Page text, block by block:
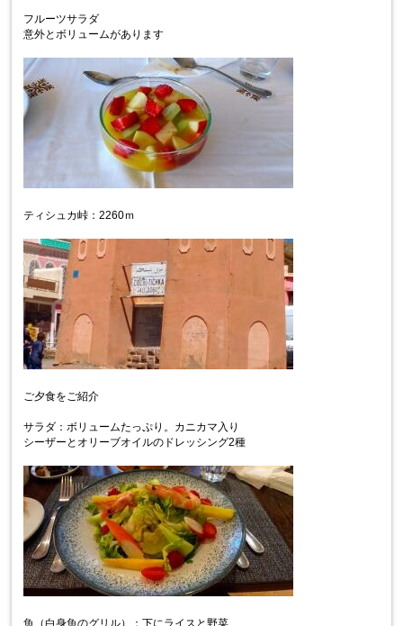
フルーツサラダ
意外とボリュームがあります
ティシュカ峠：2260ｍ
ご夕食をご紹介
サラダ：ボリュームたっぷり。カニカマ入り
シーザーとオリーブオイルのドレッシング2種
魚（白身魚のグリル）：下にライスと野菜